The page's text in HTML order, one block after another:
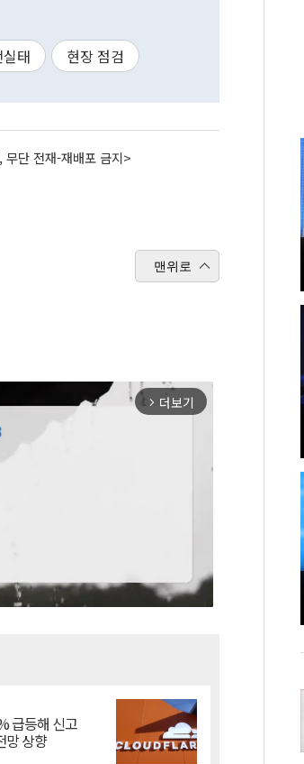
태 현장 점검
단 전재-재배포 금지>
맨위로
arrow_forward_ios 더보기
급등해 신고
망 상향